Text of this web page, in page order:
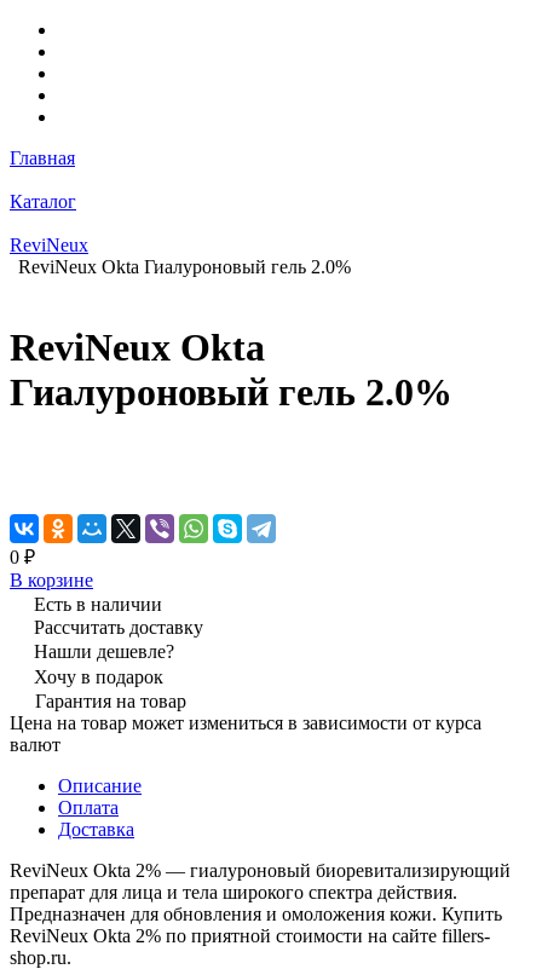
Главная
Каталог
ReviNeux
ReviNeux Okta Гиалуроновый гель 2.0%
ReviNeux Okta
Гиалуроновый гель 2.0%
0 ₽
В корзине
Есть в наличии
Рассчитать доставку
Нашли дешевле?
Хочу в подарок
Гарантия на товар
Цена на товар может измениться в зависимости от курса
валют
Описание
Оплата
Доставка
ReviNeux Okta 2% — гиалуроновый биоревитализирующий
препарат для лица и тела широкого спектра действия.
Предназначен для обновления и омоложения кожи. Купить
ReviNeux Okta 2% по приятной стоимости на сайте fillers-
shop.ru.